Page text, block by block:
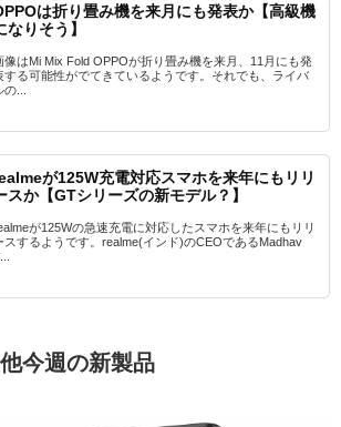
は折り畳み機を来月にも発表か【高級機
なりそう】
像はMi Mix Fold OPPOが折り畳み機を来月、11月にも発
する可能性がでてきているようです。それでも、ライバ
の...
が125W充電対応スマホを来年にもリリ
スか【GTシリーズの新モデル？】
が125Wの急速充電に対応したスマホを来年にもリリ
スするようです。realme(インド)のCEOであるMadhav
今週の新製品